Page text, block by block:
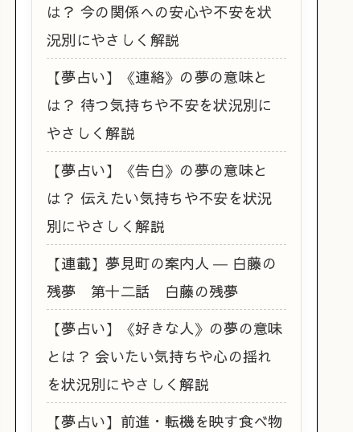
は？ 今の関係への安心や不安を状
況別にやさしく解説
【夢占い】《連絡》の夢の意味と
は？ 待つ気持ちや不安を状況別に
やさしく解説
【夢占い】《告白》の夢の意味と
は？ 伝えたい気持ちや不安を状況
別にやさしく解説
【連載】夢見町の案内人 ― 白藤の
残夢 第十二話 白藤の残夢
【夢占い】《好きな人》の夢の意味
とは？ 会いたい気持ちや心の揺れ
を状況別にやさしく解説
【夢占い】前進・転機を映す食べ物